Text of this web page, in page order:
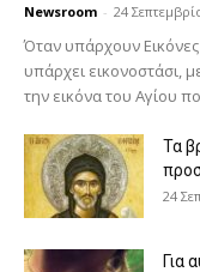
Newsroom - 24
Όταν υπάρχουν
υπάρχει εικονοστάσι,
την εικόνα του Αγίου
Τα
24
Για